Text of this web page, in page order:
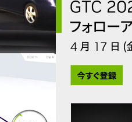
ロニ
ば、こ
ンサを
性を